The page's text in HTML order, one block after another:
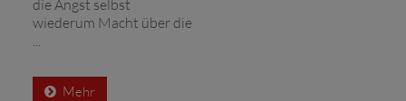
die Angst selbst
wiederum Macht über die
Mehr